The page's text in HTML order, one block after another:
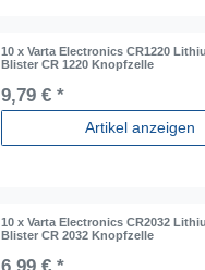
10 x Varta Electronics CR1220
Blister CR 1220 Knopfzelle
9,79 € *
Artikel anzeigen
10 x Varta Electronics CR2032
Blister CR 2032 Knopfzelle